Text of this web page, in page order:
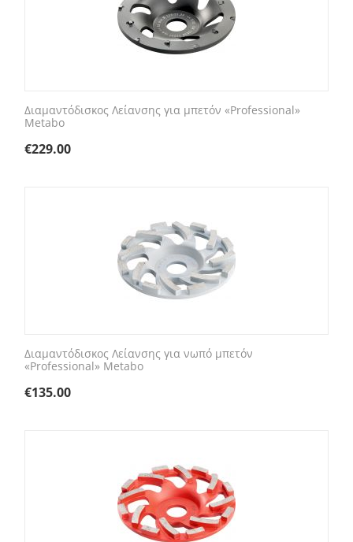
Διαμαντόδισκος Λείανσης για μπετόν «Professional»
Metabo
€229.00
Διαμαντόδισκος Λείανσης για νωπό μπετόν
«Professional» Metabo
€135.00